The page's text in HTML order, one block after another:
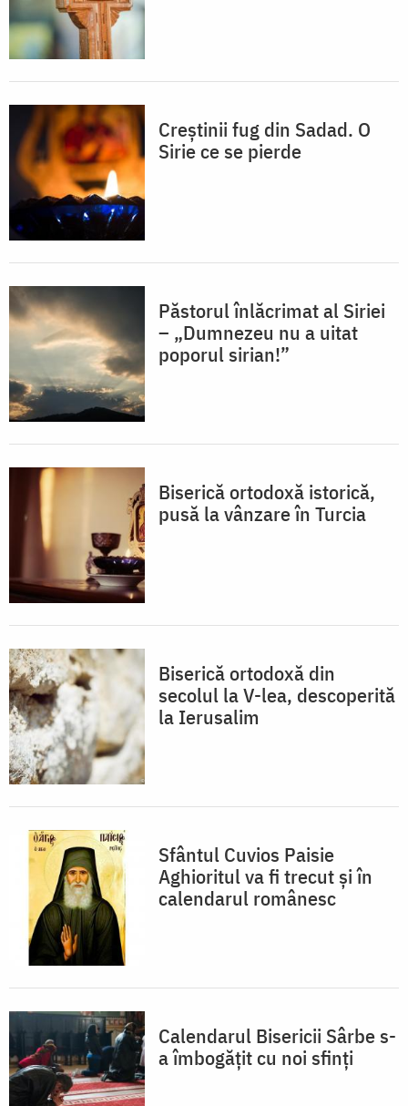
Creștinii fug din Sadad. O
Sirie ce se pierde
Păstorul înlăcrimat al Siriei
– „Dumnezeu nu a uitat
poporul sirian!”
Biserică ortodoxă istorică,
pusă la vânzare în Turcia
Biserică ortodoxă din
secolul la V-lea, descoperită
la Ierusalim
Sfântul Cuvios Paisie
Aghioritul va fi trecut și în
calendarul românesc
Calendarul Bisericii Sârbe s-
a îmbogățit cu noi sfinți